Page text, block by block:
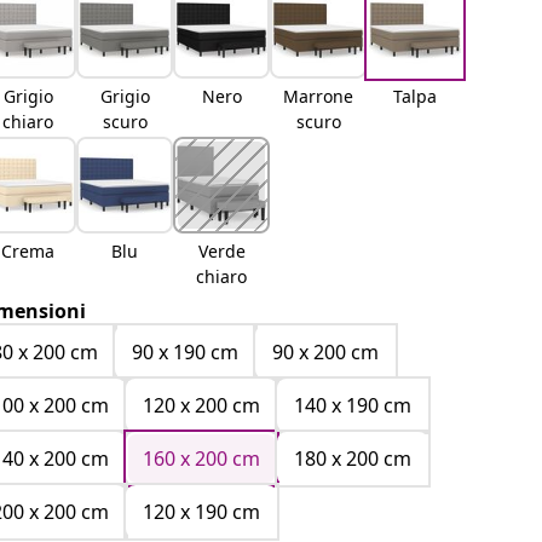
Grigio
chiaro
Grigio
scuro
Nero
Marrone
scuro
Talpa
Crema Blu
Verde
chiaro
x 200 cm
90 x 190 cm
90 x 200 cm
x 200 cm
120 x 200 cm
140 x 190 cm
x 200 cm
160 x 200 cm
180 x 200 cm
x 200 cm
120 x 190 cm